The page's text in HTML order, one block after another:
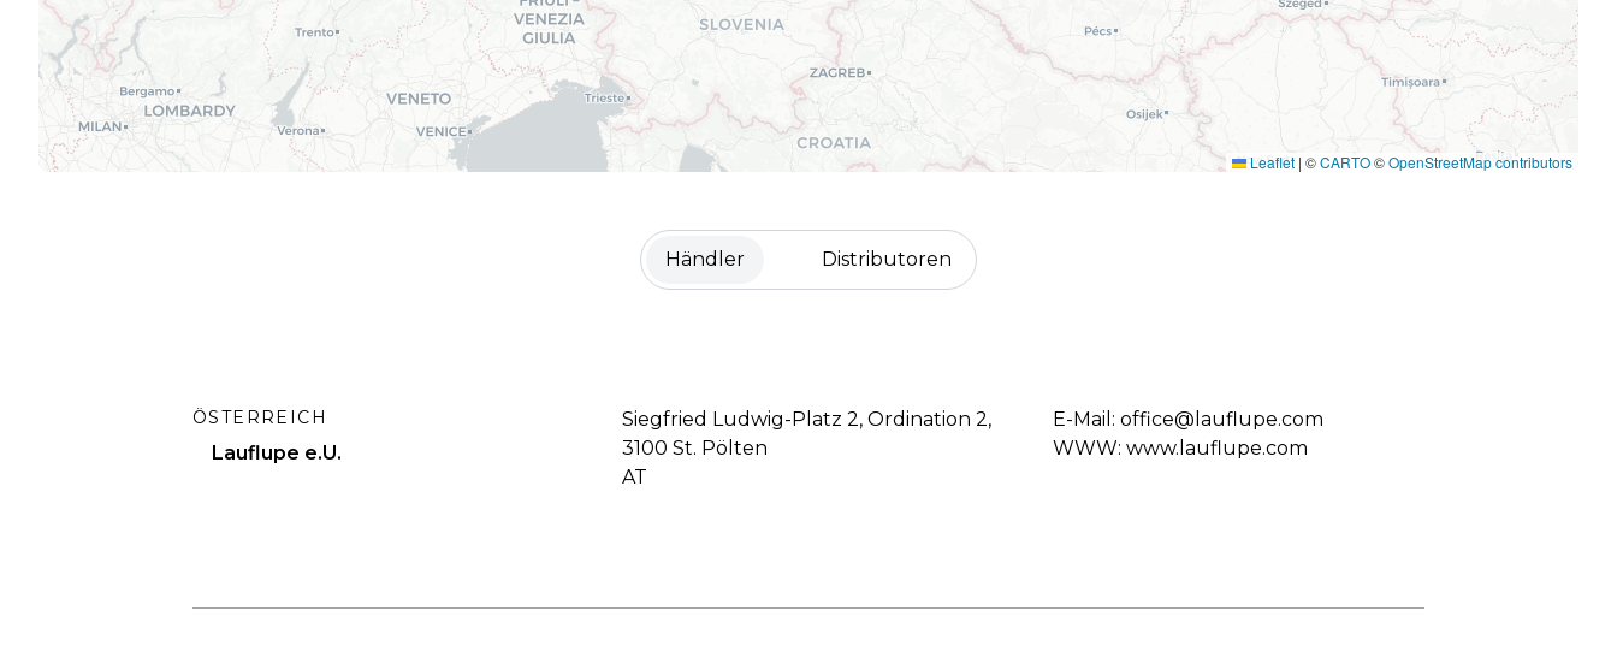
Leaflet | ©CARTO©OpenStreetMap contributors
Händler Distributoren
ÖSTERREICH
Lauflupe e.U.
Siegfried Ludwig-Platz 2, Ordination 2,
3100 St. Pölten
AT
E-Mail: office@lauflupe.com
WWW: www.lauflupe.com